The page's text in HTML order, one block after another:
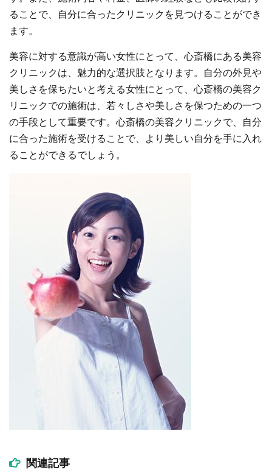
ることで、自分に合ったクリニックを見つけることができ
ます。
美容に対する意識が高い女性にとって、心斎橋にある美容
クリニックは、魅力的な選択肢となります。自分の外見や
美しさを保ちたいと考える女性にとって、心斎橋の美容ク
リニックでの施術は、若々しさや美しさを保つための一つ
の手段として重要です。心斎橋の美容クリニックで、自分
に合った施術を受けることで、より美しい自分を手に入れ
ることができるでしょう。
関連記事